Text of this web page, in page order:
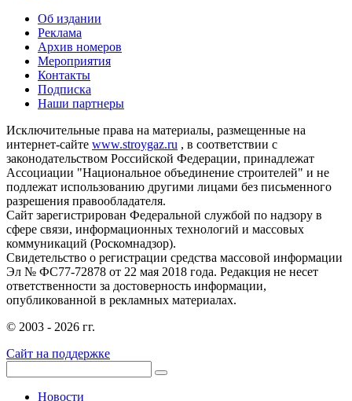
Об издании
Реклама
Архив номеров
Мероприятия
Контакты
Подписка
Наши партнеры
Исключительные права на материалы, размещенные на
интернет-сайте www.stroygaz.ru , в соответствии с
законодательством Российской Федерации, принадлежат
Ассоциации "Национальное объединение строителей" и не
подлежат использованию другими лицами без письменного
разрешения правообладателя.
Сайт зарегистрирован Федеральной службой по надзору в
сфере связи, информационных технологий и массовых
коммуникаций (Роскомнадзор).
Свидетельство о регистрации средства массовой информации
Эл № ФС77-72878 от 22 мая 2018 года. Редакция не несет
ответственности за достоверность информации,
опубликованной в рекламных материалах.
© 2003 - 2026 гг.
Сайт на поддержке
Новости